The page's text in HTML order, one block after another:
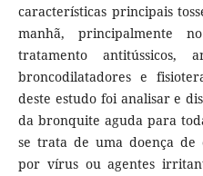
características principais
manhã, principalmente
tratamento antitússicos,
broncodilatadores e
deste estudo foi analisar e
da bronquite aguda para
se trata de uma doença de
por vírus ou agentes